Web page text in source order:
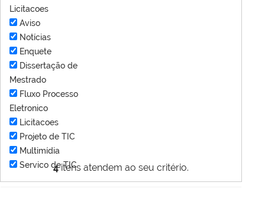
4itens atendem ao seu critério.
Licitacoes
Aviso
Notícias
Enquete
Dissertação de
Mestrado
Fluxo Processo
Eletronico
Licitacoes
Projeto de TIC
Multimídia
Servico de TIC